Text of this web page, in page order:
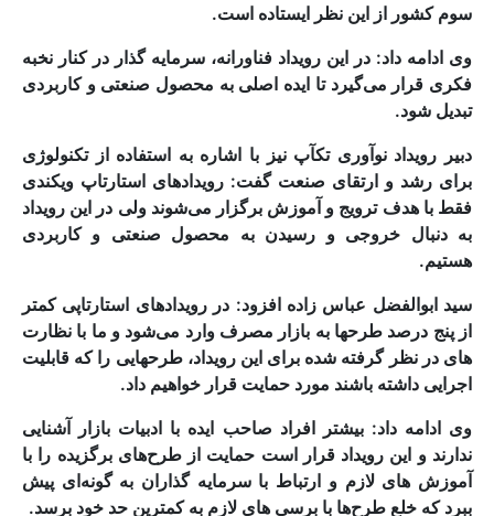
سوم کشور از این نظر ایستاده است.
وی ادامه داد: در این رویداد فناورانه، سرمایه گذار در کنار نخبه
فکری قرار می‌گیرد تا ایده اصلی به محصول صنعتی و کاربردی
تبدیل شود.
دبیر رویداد نوآوری تکآپ نیز با اشاره به استفاده از تکنولوژی
برای رشد و ارتقای صنعت گفت: رویدادهای استارتاپ ویکندی
فقط با هدف ترویج و آموزش برگزار می‌شوند ولی در این رویداد
به دنبال خروجی و رسیدن به محصول صنعتی و کاربردی
هستیم.
سید ابوالفضل عباس زاده افزود: در رویدادهای استارتاپی کمتر
از پنج درصد طرحها به بازار مصرف وارد می‌شود و ما با نظارت
های در نظر گرفته شده برای این رویداد، طرحهایی را که قابلیت
اجرایی داشته باشند مورد حمایت قرار خواهیم داد.
وی ادامه داد: بیشتر افراد صاحب ایده با ادبیات بازار آشنایی
ندارند و این رویداد قرار است حمایت از طرح‌های برگزیده را با
آموزش های لازم و ارتباط با سرمایه گذاران به گونه‌ای پیش
ببرد که خلع طرح‌ها با برسی های لازم به کمترین حد خود برسد.